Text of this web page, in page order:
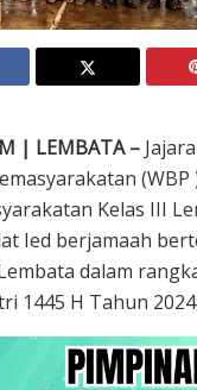
| LEMBATA –
(WBP
Kelas III
Ied berjamaah
dalam
1445 H Tahun